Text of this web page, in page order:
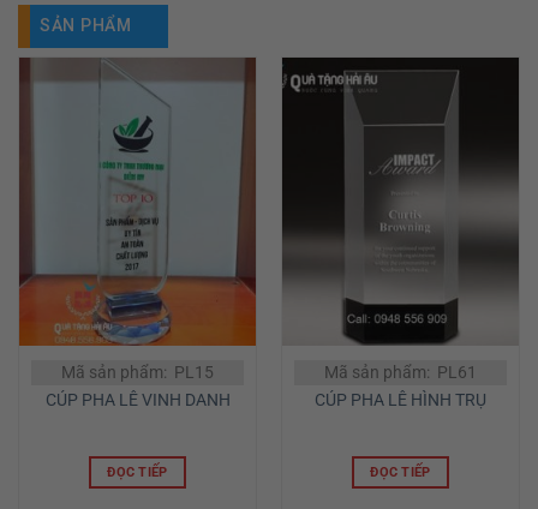
SẢN PHẨM
TƯƠNG TỰ
Mã sản phẩm: PL15
CÚP PHA LÊ VINH DANH
ĐỌC TIẾP
Mã sản phẩm: PL61
CÚP PHA LÊ HÌNH TRỤ
ĐỌC TIẾP